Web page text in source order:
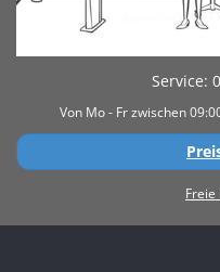
Service:
Von Mo - Fr zwischen